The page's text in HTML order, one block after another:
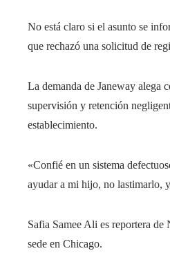
No está claro si el asunto se
que rechazó una solicitud de
La demanda de Janeway alega
supervisión y retención
establecimiento.
«Confié en un sistema
ayudar a mi hijo, no lastimarlo,
Safia Samee Ali es reportera
sede en Chicago.